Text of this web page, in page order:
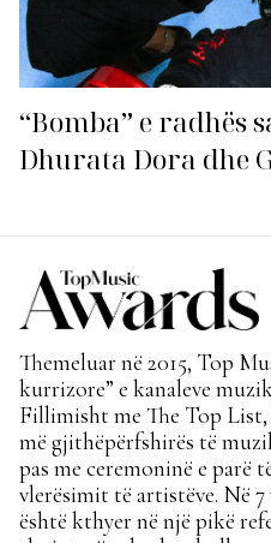
“Bomba” e radhës
Dhurata Dora dhe
Themeluar në 2015, Top
kurrizore” e kanaleve
Fillimisht me The Top
më gjithëpërfshirës të
pas me ceremoninë e parë
vlerësimit të artistëve. Në
është kthyer në një pikë